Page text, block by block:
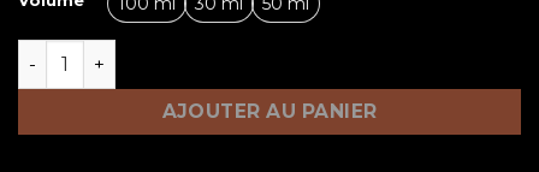
quantité de Sunshine Collection Exclusive
AJOUTER AU PANIER